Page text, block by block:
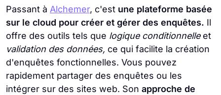
Passant à Alchemer, c'est une plateforme basée
sur le cloud pour créer et gérer des enquêtes. Il
offre des outils tels que logique conditionnelleet
validation des données, ce qui facilite la création
d'enquêtes fonctionnelles. Vous pouvez
rapidement partager des enquêtes ou les
intégrer sur des sites web. Son approche de